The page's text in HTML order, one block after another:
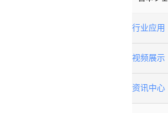
行业应用
视频展示
资讯中心